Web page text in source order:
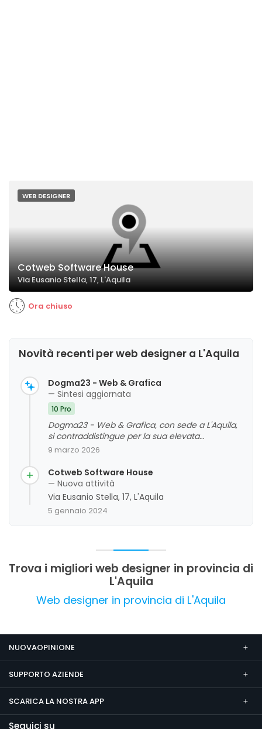
WEB DESIGNER
Cotweb Software House
Via Eusanio Stella, 17, L'Aquila
Ora chiuso
Novità recenti per web designer a L'Aquila
Dogma23 - Web & Grafica
— Sintesi aggiornata
10 Pro
Dogma23 - Web & Grafica, con sede a L'Aquila,
si contraddistingue per la sua elevata
professionalità, competenza e creatività nel
clientela apprezza la disponibilità, la precisione e
la capacità di collaborare efficacemente con
altri professionisti, evidenziando un livello di
servizio affidabile e innovativo. La valutazione
complessiva dei feedback è molto positiva,
9 marzo 2026
Cotweb Software House
— Nuova attività
Via Eusanio Stella, 17, L'Aquila
5 gennaio 2024
Trova i migliori web designer in provincia di
L'Aquila
Web designer in provincia di L'Aquila
NUOVAOPINIONE
SUPPORTO AZIENDE
SCARICA LA NOSTRA APP
Seguici su